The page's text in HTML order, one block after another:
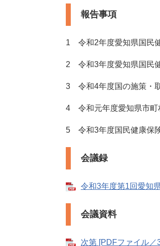
報告事項
1 令和2年度愛知県国民
2 令和3年度愛知県国民
3 令和4年度国の施策・
4 令和元年度愛知県市町
5 令和3年度国民健康保
会議録
令和3年度第1回愛知
会議資料
次第 [PDFファイル／